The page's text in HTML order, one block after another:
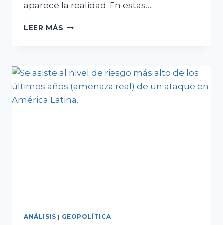
aparece la realidad. En estas…
LEER MÁS EL
A
AFLOJAR
ANÁLISIS | GEOPOLÍTICA